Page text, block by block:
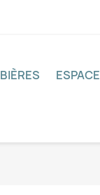
BIÈRES